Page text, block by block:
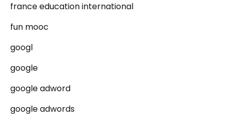
france education international
fun mooc
googl
google
google adword
google adwords